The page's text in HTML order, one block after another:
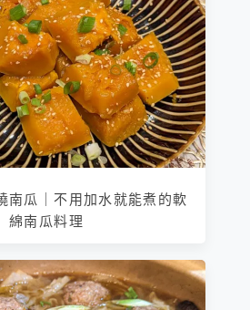
南瓜｜不用加水就能煮的軟
綿南瓜料理